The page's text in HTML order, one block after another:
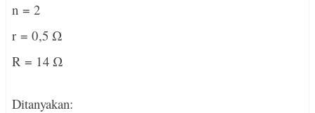
n = 2
r = 0,5 Ω
R = 14 Ω
Ditanyakan: